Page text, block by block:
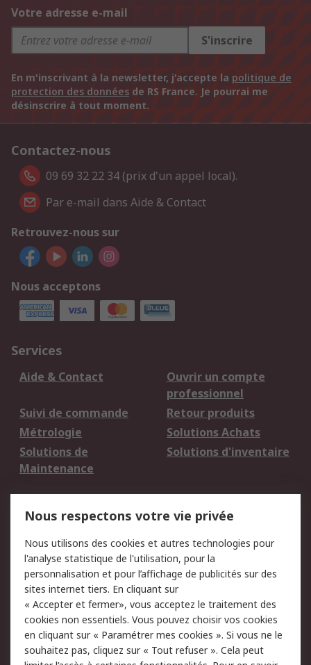
Votre adresse e-mail
S'inscrire
En m'inscrivant à la newsletter, j'accepte la politique de
protection des données de RS France. Je pourrai me
désinscrire à tout moment.
Contactez-nous
09 69 32 22 34 (prix d'un appel local).
Par e-mail dans Aide & Contact
Retrouvez-nous sur
Nous acceptons
Services
Aide & Contact
Ouvrir un compte
professionnel
Suivi de commande
Retour produits
Métrologie
Solutions Achats
Solutions de
Maintenance
Solutions d'inventaire
du site
Politique de protection
des données - Mise à
jour
Sécurité des E-mails
Conditions générales
de vente
Politique anti-
corruption
Campagnes marketing
Nous respectons votre vie privée
Nous utilisons des cookies et autres technologies pour
l'analyse statistique de l'utilisation, pour la
personnalisation et pour l’affichage de publicités sur des
sites internet tiers. En cliquant sur
« Accepter et fermer», vous acceptez le traitement des
cookies non essentiels. Vous pouvez choisir vos cookies
en cliquant sur « Paramétrer mes cookies ». Si vous ne le
souhaitez pas, cliquez sur « Tout refuser ». Cela peut